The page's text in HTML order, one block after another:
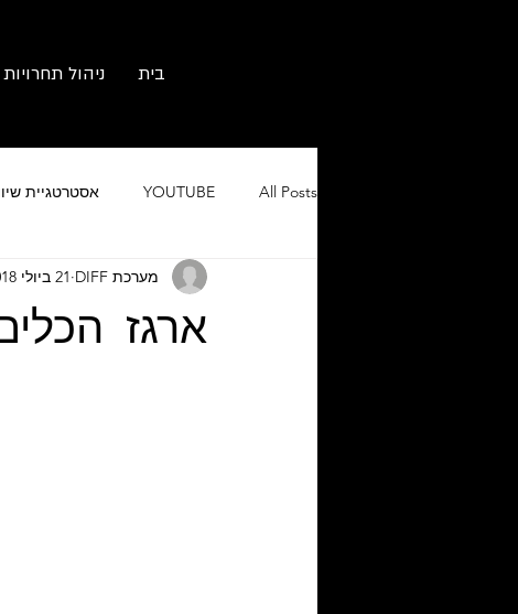
בית ניהול
All Posts
YOUTUBE אסטרטגיית
גוגל אורגני וממומן מיתוג ובניית
ארגז הכלים
מערכת DIFF 21 ביולי 2018